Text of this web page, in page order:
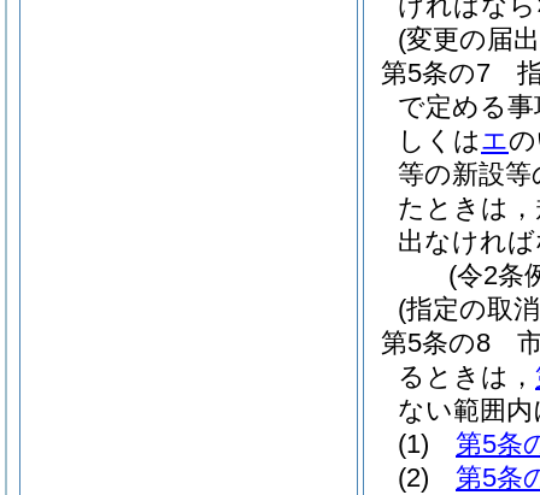
(変更の届
第5条の7
で定める
しくはエ
等の新設
たときは
出なけれ
(令2条
(指定の取
第5条の8
るときは，
ない範囲
(1)
第5条
(2)
第5条